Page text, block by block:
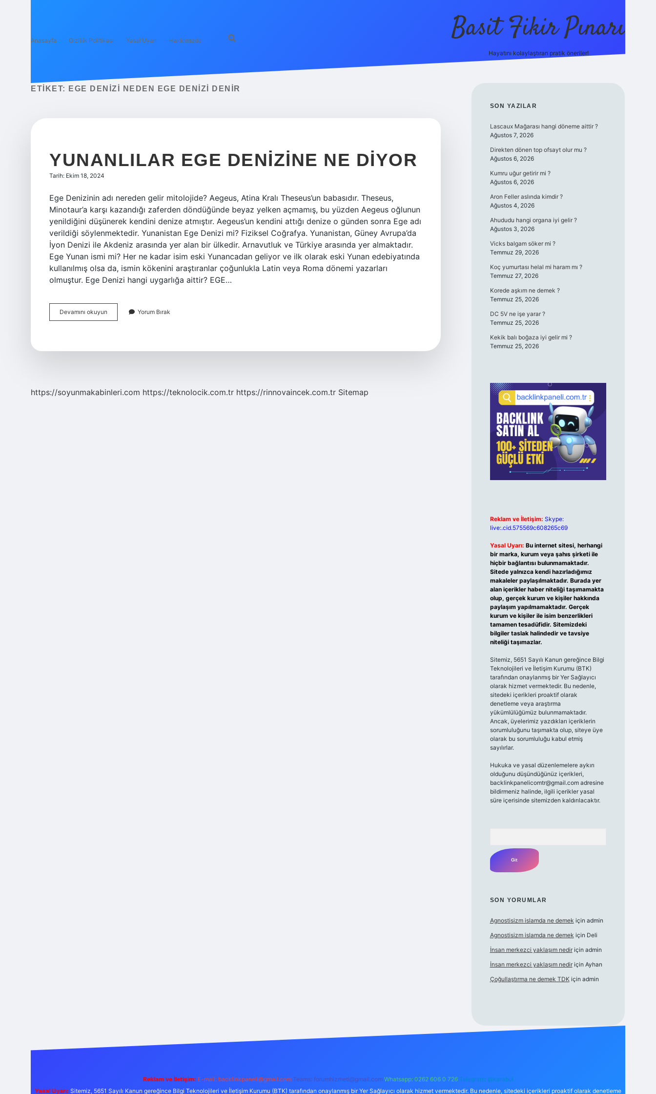
Anasayfa Gizlilik Politikası Yasal Uyarı Hakkımızda Basit Fikir Pınarı
Hayatını kolaylaştıran pratik öneriler!
ETIKET: EGE DENIZI NEDEN EGE DENIZI DENIR
YUNANLILAR EGE DENIZINE NE DIYOR
Tarih: Ekim 18, 2024
Ege Denizinin adı nereden gelir mitolojide? Aegeus, Atina Kralı Theseus’un babasıdır. Theseus,
Minotaur’a karşı kazandığı zaferden döndüğünde beyaz yelken açmamış, bu yüzden Aegeus oğlunun
yenildiğini düşünerek kendini denize atmıştır. Aegeus’un kendini attığı denize o günden sonra Ege adı
verildiği söylenmektedir. Yunanistan Ege Denizi mi? Fiziksel Coğrafya. Yunanistan, Güney Avrupa’da
İyon Denizi ile Akdeniz arasında yer alan bir ülkedir. Arnavutluk ve Türkiye arasında yer almaktadır.
Ege Yunan ismi mi? Her ne kadar isim eski Yunancadan geliyor ve ilk olarak eski Yunan edebiyatında
kullanılmış olsa da, ismin kökenini araştıranlar çoğunlukla Latin veya Roma dönemi yazarları
olmuştur. Ege Denizi hangi uygarlığa aittir? EGE…
Devamını okuyun Yunanlılar
Ege
Yorum Bırak
https://soyunmakabinleri.com https://teknolocik.com.tr https://rinnovaincek.com.tr Sitemap
SIDEBAR
SON YAZILAR
Lascaux Mağarası hangi döneme aittir ?
Ağustos 7, 2026
Direkten dönen top ofsayt olur mu ?
Ağustos 6, 2026
Kumru uğur getirir mi ?
Ağustos 6, 2026
Aron Feller aslında kimdir ?
Ağustos 4, 2026
Ahududu hangi organa iyi gelir ?
Ağustos 3, 2026
Vicks balgam söker mi ?
Temmuz 29, 2026
Koç yumurtası helal mi haram mı ?
Temmuz 27, 2026
Korede aşkım ne demek ?
Temmuz 25, 2026
DC 5V ne işe yarar ?
Temmuz 25, 2026
Kekik balı boğaza iyi gelir mi ?
Temmuz 25, 2026
Reklam ve İletişim: Skype:
live:.cid.575569c608265c69
Yasal Uyarı: Bu internet sitesi, herhangi
bir marka, kurum veya şahıs şirketi ile
hiçbir bağlantısı bulunmamaktadır.
Sitede yalnızca kendi hazırladığımız
makaleler paylaşılmaktadır. Burada yer
alan içerikler haber niteliği taşımamakta
olup, gerçek kurum ve kişiler hakkında
paylaşım yapılmamaktadır. Gerçek
kurum ve kişiler ile isim benzerlikleri
tamamen tesadüfidir. Sitemizdeki
bilgiler taslak halindedir ve tavsiye
niteliği taşımazlar.
Sitemiz, 5651 Sayılı Kanun gereğince Bilgi
Teknolojileri ve İletişim Kurumu (BTK)
tarafından onaylanmış bir Yer Sağlayıcı
olarak hizmet vermektedir. Bu nedenle,
sitedeki içerikleri proaktif olarak
denetleme veya araştırma
yükümlülüğümüz bulunmamaktadır.
Ancak, üyelerimiz yazdıkları içeriklerin
sorumluluğunu taşımakta olup, siteye üye
olarak bu sorumluluğu kabul etmiş
sayılırlar.
Hukuka ve yasal düzenlemelere aykırı
olduğunu düşündüğünüz içerikleri,
backlinkpanelicomtr@gmail.comadresine
bildirmeniz halinde, ilgili içerikler yasal
süre içerisinde sitemizden kaldırılacaktır.
SON YORUMLAR
Agnostisizm islamda ne demek için admin
Agnostisizm islamda ne demek için Deli
İnsan merkezci yaklaşım nediriçin admin
İnsan merkezci yaklaşım nediriçin Ayhan
Çoğullaştırma ne demek TDKiçin admin
Reklam ve İletişim: E-mail: backlinkpaneli@gmail.com Teams: forumhizmeti@gmail.com Whatsapp: 0262 606 0 726 Telegram: @karabul
Yasal Uyarı: Sitemiz, 5651 Sayılı Kanun gereğince Bilgi Teknolojileri ve İletişim Kurumu (BTK) tarafından onaylanmış bir Yer Sağlayıcı olarak hizmet vermektedir. Bu nedenle, sitedeki içerikleri proaktif olarak denetleme